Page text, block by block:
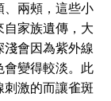
、兩頰，這些小
自家族遺傳，大
淺會因為紫外線
會變得較淡。此
刺激的而讓雀斑